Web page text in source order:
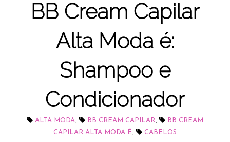
BB Cream Capilar
Alta Moda é:
Shampoo e
Condicionador
ALTA MODA, BB CREAM CAPILAR,
BB CREAM
CAPILAR ALTA MODA É, CABELOS